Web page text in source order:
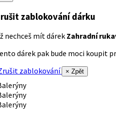
zablokování dárku
nechceš mít dárek Zahradní
dárek pak bude moci koupit
zablokování
× Zpět